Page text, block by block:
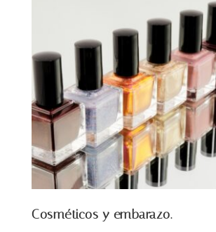
Cosméticos y embarazo.